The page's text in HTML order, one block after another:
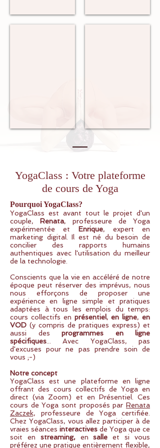
YogaClass : Votre plateforme
de cours de Yoga
Pourquoi YogaClass?
YogaClass est avant tout le projet d'un
couple, Renata, professeure de Yoga
expérimentée et Enrique, expert en
marketing digital. Il est né du besoin de
concilier des rapports humains
authentiques avec l'utilisation du meilleur
de la technologie.
Conscients que la vie en accéléré de notre
époque peut réserver des imprévus, nous
nous efforçons de proposer une
expérience en ligne simple et pratiques
adaptées à tous les emplois du temps:
cours collectifs en présentiel,enligne,en
VOD (y compris de pratiques express) et
aussi des programmes en ligne
spécifiques
Avec YogaClass, pas
d'excuses pour ne pas prendre soin de
vous ;-)
Notre concept
YogaClass est une plateforme en ligne
offrant des cours collectifs de Yoga en
direct (via Zoom) et en Présentiel. Ces
cours de Yoga sont proposés par Renata
Zaczek, professeure de Yoga certifiée.
Chez YogaClass, vous allez participer à de
vraies séances interactives de Yoga que ce
soit en streaming,ensalle et si vous
préférez une pratique entièrement flexible,